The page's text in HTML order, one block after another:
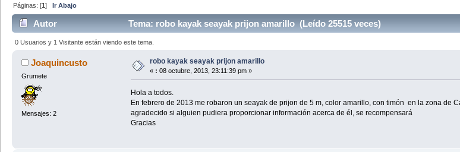
Páginas: [1]Ir Abajo
Autor Tema: robo kayak seayak prijon amarillo (Leído 25515 veces)
0 Usuarios y 1 Visitante están viendo este tema.
Joaquincusto
Grumete
Mensajes: 2
robo kayak seayak prijon amarillo
« : 08 octubre, 2013, 23:11:39 pm »
Hola a todos.
En febrero de 2013 me robaron un seayak de prijon de 5 m, color amarillo, con timón en la zona
agradecido si alguien pudiera proporcionar información acerca de él, se recompensará
Gracias